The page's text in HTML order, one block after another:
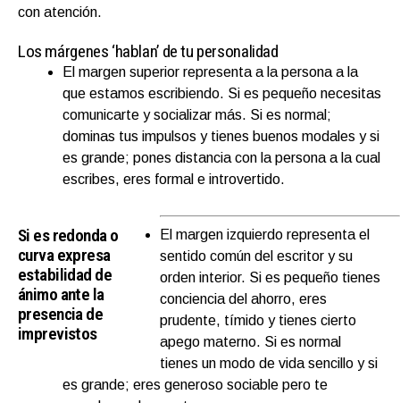
con atención.
Los márgenes ‘hablan’ de tu personalidad
El margen superior representa a la persona a la
que estamos escribiendo. Si es pequeño necesitas
comunicarte y socializar más. Si es normal;
dominas tus impulsos y tienes buenos modales y si
es grande; pones distancia con la persona a la cual
escribes, eres formal e introvertido.
Si es redonda o
curva expresa
estabilidad de
ánimo ante la
presencia de
imprevistos
El margen izquierdo representa el
sentido común del escritor y su
orden interior. Si es pequeño tienes
conciencia del ahorro, eres
prudente, tímido y tienes cierto
apego materno. Si es normal
tienes un modo de vida sencillo y si
es grande; eres generoso sociable pero te